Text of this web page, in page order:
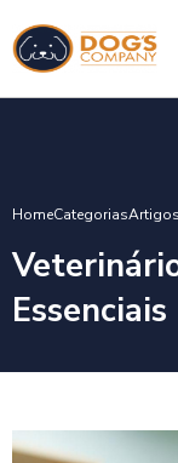
HomeCategoriasArtigos
Essenciais